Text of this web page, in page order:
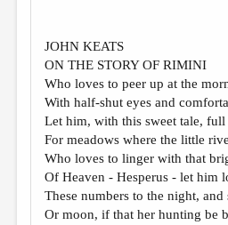
ОБЗОР ЛИТЕРАТУРЫ
СТРАНИЦЫ ПАМЯТИ
ОБЪЯВЛЕНИЯ
КОЛОНКА РЕДАКТОРА
РЕДКОЛЛЕГИЯ
ОТ РЕДАКЦИИ
JOHN KEATS
ON THE STORY OF RIMINI
Who loves to peer up at the
With half-shut eyes and
Let him, with this sweet tale, full
For meadows where the little
Who loves to linger with that
Of Heaven - Hesperus - let him
These numbers to the night, and
Or moon, if that her hunting be